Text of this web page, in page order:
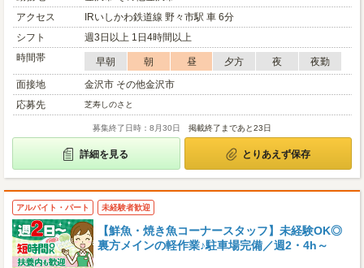
アクセス
IRいしかわ鉄道線 野々市駅 車 6分
シフト
週3日以上 1日4時間以上
時間帯
早朝 朝 昼 夕方 夜
夜勤
面接地
金沢市 その他金沢市
応募先
芝寿しのさと
募集終了日時：8月30日 掲載終了まであと23日
詳細を見る とりあえず保存
アルバイト・パート 未経験者歓迎
【鮮魚・焼き魚コーナースタッフ】未経験OK◎
裏方メインの軽作業♪駐車場完備／週2・4h～